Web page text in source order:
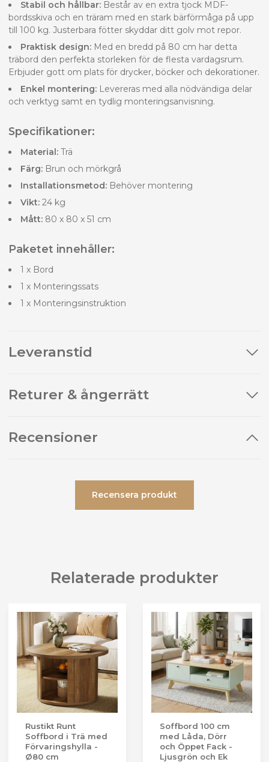
Stabil och hållbar: Består av en extra tjock MDF-
bordsskiva och en träram med en stark bärförmåga på upp
till 100 kg. Justerbara fötter skyddar ditt golv mot repor.
Praktisk design: Med en bredd på 80 cm har detta
träbord den perfekta storleken för de flesta vardagsrum.
Erbjuder gott om plats för drycker, böcker och dekorationer.
Enkel montering: Levereras med alla nödvändiga delar
och verktyg samt en tydlig monteringsanvisning.
Specifikationer:
Material: Trä
Färg: Brun och mörkgrå
Installationsmetod: Behöver montering
Vikt: 24 kg
Mått: 80 x 80 x 51 cm
Paketet innehåller:
1 x Bord
1 x Monteringssats
1 x Monteringsinstruktion
Leveranstid
Returer & ångerrätt
Recensioner
Recensera produkt
Relaterade produkter
Rustikt Runt
Soffbord i Trä med
Förvaringshylla -
Ø80 cm
Soffbord 100 cm
med Låda, Dörr
och Öppet Fack -
Ljusgrön och Ek